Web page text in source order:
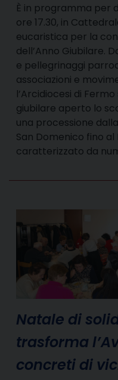
È in programma per
ore 17.30, in
eucaristica per la
dell’Anno Giubilare.
e pellegrinaggi
associazioni e
l’Arcidiocesi di
giubilare aperto lo
una processione
San Domenico fino
caratterizzato da
Natale di
trasforma
concreti di